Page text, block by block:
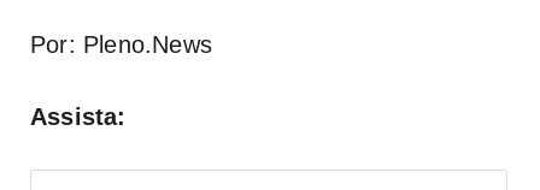
Por: Pleno.News
Assista: